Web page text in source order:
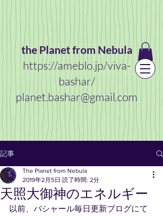
the Planet from Nebula
https://ameblo.jp/viva-
bashar/
planet.bashar@gmail.com
記事
天照大御神のエネルギー
The Planet from Nebula
2019年2月5日 読了時間: 2分
以前、バシャール毎日更新ブログにて